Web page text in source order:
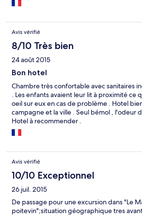
Avis vérifié
8/10 Très bien
24 août 2015
Bon hotel
Chambre très confortable avec sanitaires
. Les enfants avaient leur lit à proximité ce
oeil sur eux en cas de problème . Hotel
campagne et la ville . Seul bémol , l'odeur
Hotel à recommender .
Avis vérifié
10/10 Exceptionnel
26 juil. 2015
De passage pour une excursion dans "Le
poitevin";situation géographique tres